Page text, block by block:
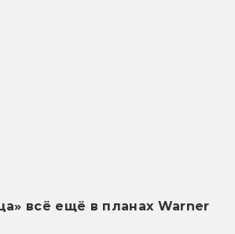
всё ещё в планах Warner